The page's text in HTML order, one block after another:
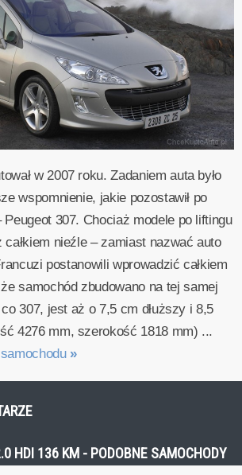
w 2007 roku. Zadaniem auta było
wspomnienie, jakie pozostawił po
307. Chociaż modele po liftingu
całkiem nieźle – zamiast nazwać auto
postanowili wprowadzić całkiem
samochód zbudowano na tej samej
co 307, jest aż o 7,5 cm dłuższy i 8,5
4276 mm, szerokość 1818 mm) ...
»
HDI 136 KM - PODOBNE SAMOCHODY